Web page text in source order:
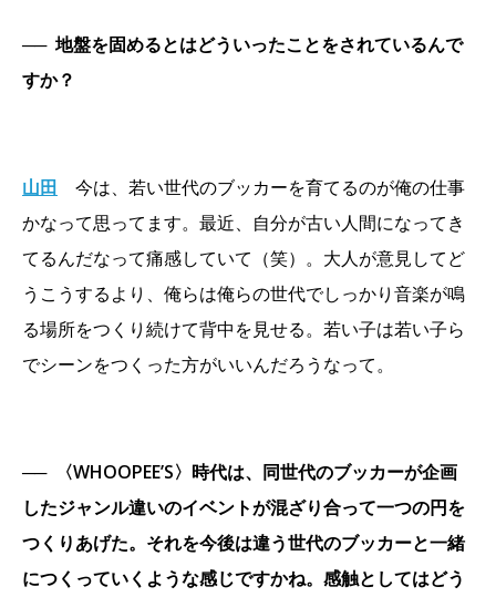
── 地盤を固めるとはどういったことをされているんで
すか？
山田
今は、若い世代のブッカーを育てるのが俺の仕事
かなって思ってます。最近、自分が古い人間になってき
てるんだなって痛感していて（笑）。大人が意見してど
うこうするより、俺らは俺らの世代でしっかり音楽が鳴
る場所をつくり続けて背中を見せる。若い子は若い子ら
でシーンをつくった方がいいんだろうなって。
──
〈WHOOPEE’S〉時代は、同世代のブッカーが企画
したジャンル違いのイベントが混ざり合って一つの円を
つくりあげた。それを今後は違う世代のブッカーと一緒
につくっていくような感じですかね。感触としてはどう